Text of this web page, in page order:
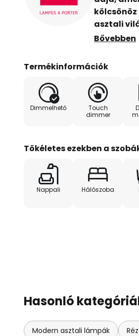
kölcsönöz
asztali
beltéri
helyeken.
Az
keresztül
órányi
beállítása
Bővebben
Termékinformációk
Dimmelhető
Touch
dimmer
Tökéletes ezekben a
Nappali Hálószoba
Hasonló
Modern asztali lámpák